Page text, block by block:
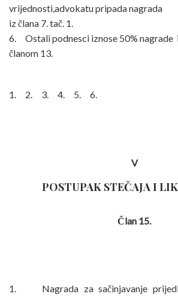
vrijednosti,advokatu pripada nagrada
iz člana 7. tač. 1.
6. Ostali podnesci iznose 50% nagrade
članom 13.
1. 2. 3. 4. 5. 6.
V
POSTUPAK STEČAJA I
Član 15.
1. Nagrada za sačinjavanje